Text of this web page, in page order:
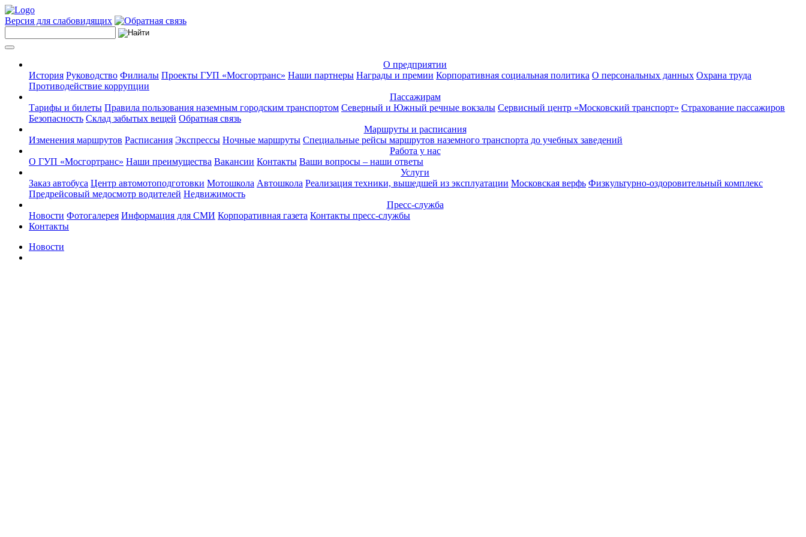
Версия для слабовидящих
О предприятии
История Руководство Филиалы Проекты ГУП «Мосгортранс» Наши партнеры Награды и премии Корпоративная социальная политика О персональных данных Охрана труда
Противодействие коррупции
Пассажирам
Тарифы и билеты Правила пользования наземным городским транспортом Северный и Южный речные вокзалы Сервисный центр «Московский транспорт» Страхование пассажиров
Безопасность Склад забытых вещей Обратная связь
Маршруты и расписания
Изменения маршрутов Расписания Экспрессы Ночные маршруты Специальные рейсы маршрутов наземного транспорта до учебных заведений
Работа у нас
О ГУП «Мосгортранс» Наши преимущества Вакансии Контакты Ваши вопросы – наши ответы
Услуги
Заказ автобуса Центр автомотоподготовки Мотошкола Автошкола Реализация техники, вышедшей из эксплуатации Московская верфь Физкультурно-оздоровительный комплекс
Предрейсовый медосмотр водителей Недвижимость
Пресс-служба
Новости Фотогалерея Информация для СМИ Корпоративная газета Контакты пресс-службы
Контакты
Новости